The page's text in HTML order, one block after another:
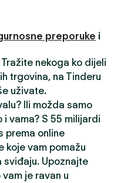
preporuke i
nekoga ko dijeli
trgovina, na Tinderu
uživate.
Ili možda samo
vama? S 55 milijardi
prema online
koje vam pomažu
sviđaju. Upoznajte
je ravan u